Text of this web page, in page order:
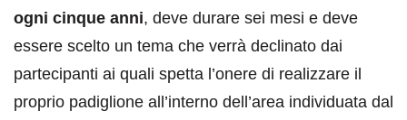
ogni cinque anni, deve durare sei mesi e deve
essere scelto un tema che verrà declinato dai
partecipanti ai quali spetta l’onere di realizzare il
proprio padiglione all’interno dell’area individuata dal